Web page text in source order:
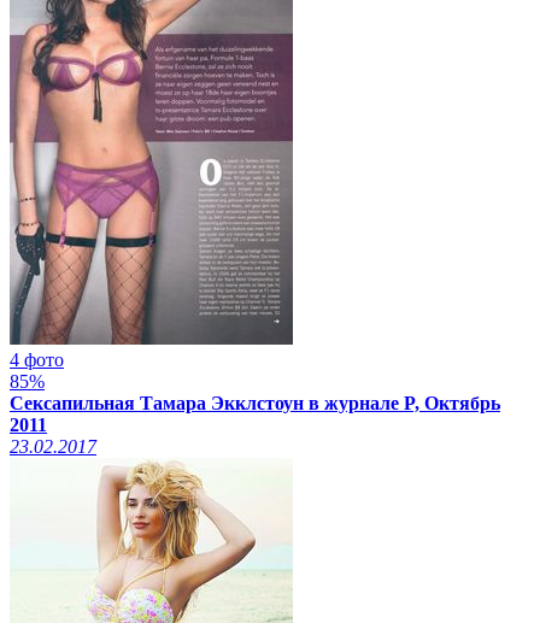
4 фото
85%
Сексапильная Тамара Экклстоун в журнале P, Октябрь
2011
23.02.2017